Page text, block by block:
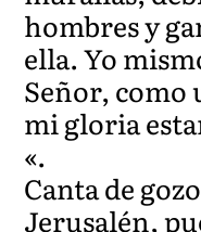
hombres y
ella. Yo
Señor, como
mi gloria
«.
Canta de
Jerusalén,